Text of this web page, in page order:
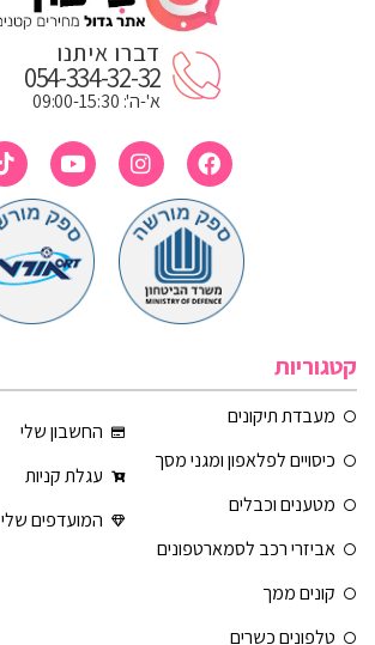
דברו איתנו
054-334-32-32
א'-ה': 09:00-15:30
קטגוריות
מעבדת תיקונים
כיסויים לפלאפון ומגני מסך
מטענים וכבלים
אביזרי רכב לסמארטפונים
קונים ממך
טלפונים כשרים
החשבון שלי
עגלת קניות
המועדפים שלי